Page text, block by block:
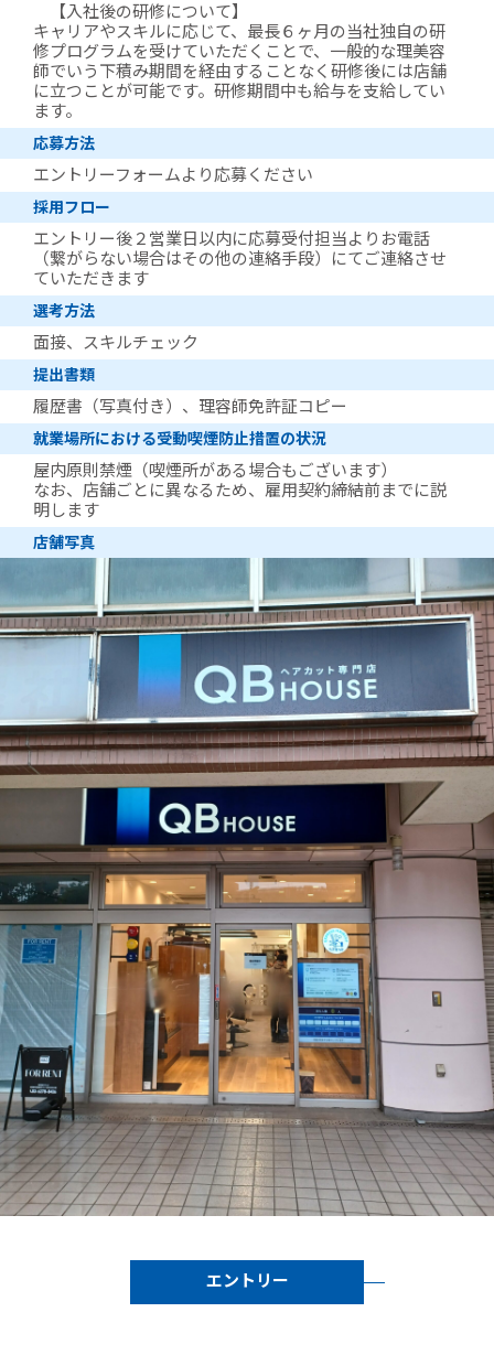
【入社後の研修について】
キャリアやスキルに応じて、最長６ヶ月の当社独自の研
修プログラムを受けていただくことで、一般的な理美容
師でいう下積み期間を経由することなく研修後には店舗
に立つことが可能です。研修期間中も給与を支給してい
ます。
応募方法
エントリーフォームより応募ください
採用フロー
エントリー後２営業日以内に応募受付担当よりお電話
（繋がらない場合はその他の連絡手段）にてご連絡させ
ていただきます
選考方法
面接、スキルチェック
提出書類
履歴書（写真付き）、理容師免許証コピー
就業場所における受動喫煙防止措置の状況
屋内原則禁煙（喫煙所がある場合もございます）
なお、店舗ごとに異なるため、雇用契約締結前までに説
明します
店舗写真
エントリー